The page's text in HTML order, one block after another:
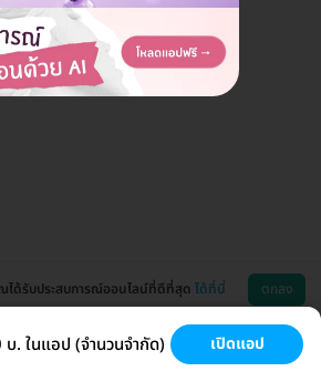
ช่วยเหลือ โหลดแอพ
ได้รับประสบการณ์ออนไลน์ที่ดีที่สุด ได้ที่นี่ ตกลง
. ในแอป (จำนวนจำกัด) เปิดแอป